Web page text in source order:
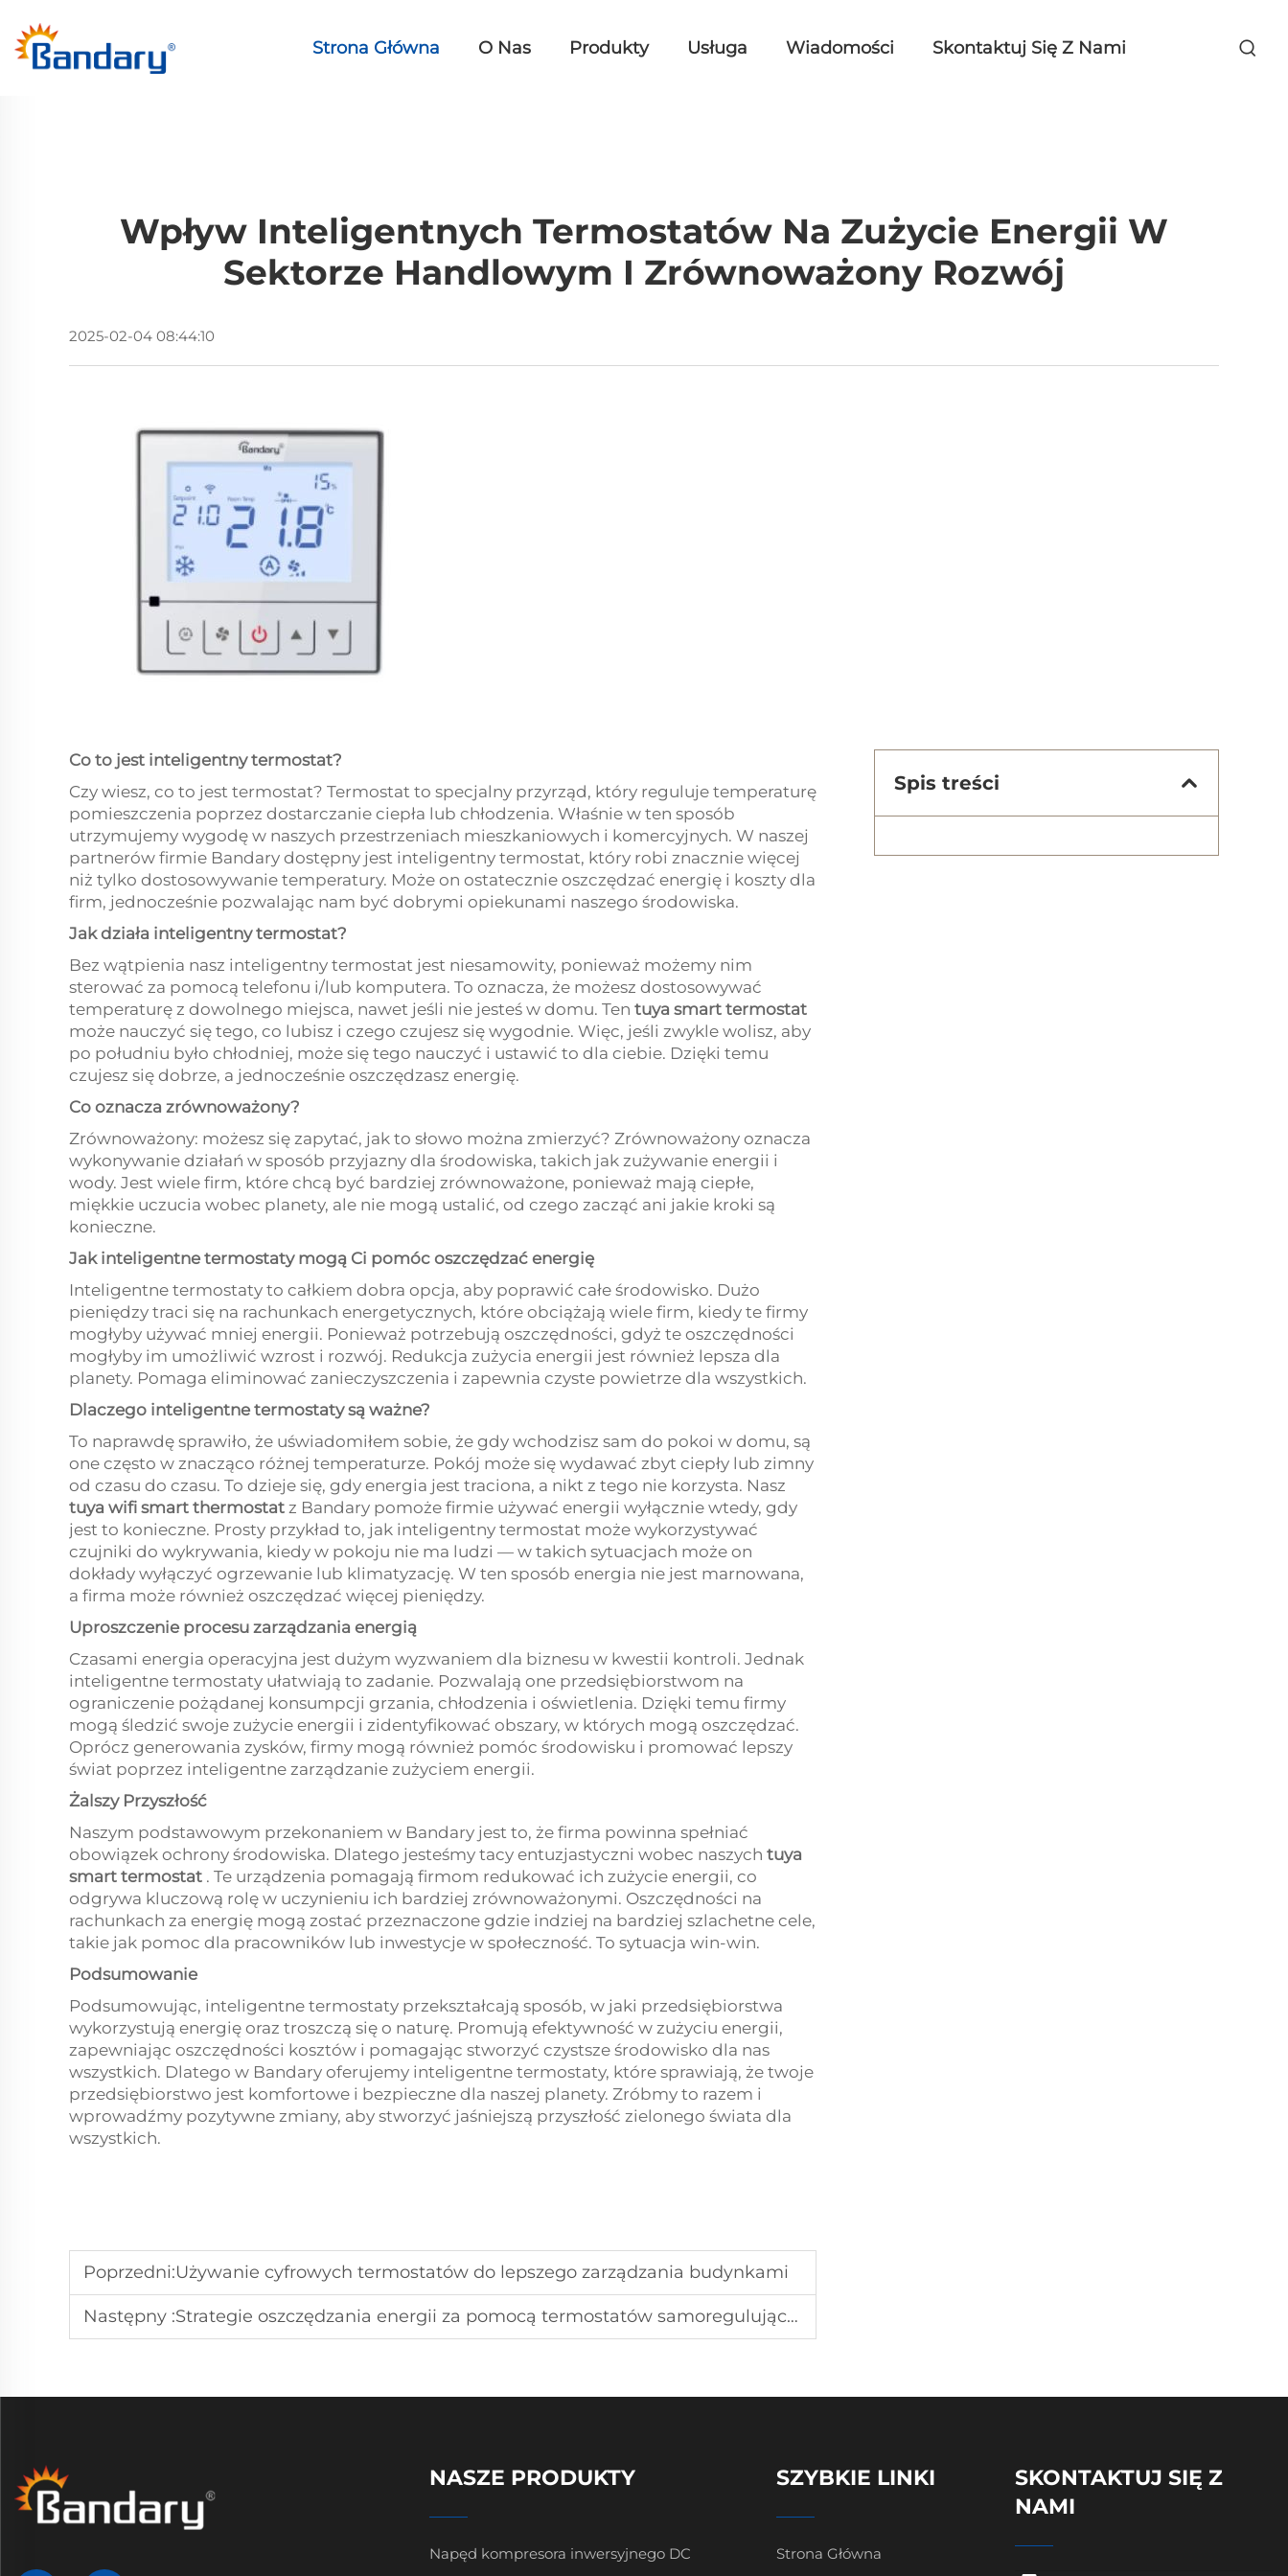
Strona Główna O Nas Produkty Usługa Wiadomości Skontaktuj Się Z Nami
Wpływ Inteligentnych Termostatów Na Zużycie Energii W
Sektorze Handlowym I Zrównoważony Rozwój
2025-02-04 08:44:10
Co to jest inteligentny termostat?
Czy wiesz, co to jest termostat? Termostat to specjalny przyrząd, który reguluje temperaturę
pomieszczenia poprzez dostarczanie ciepła lub chłodzenia. Właśnie w ten sposób
utrzymujemy wygodę w naszych przestrzeniach mieszkaniowych i komercyjnych. W naszej
partnerów firmie Bandary dostępny jest inteligentny termostat, który robi znacznie więcej
niż tylko dostosowywanie temperatury. Może on ostatecznie oszczędzać energię i koszty dla
firm, jednocześnie pozwalając nam być dobrymi opiekunami naszego środowiska.
Jak działa inteligentny termostat?
Bez wątpienia nasz inteligentny termostat jest niesamowity, ponieważ możemy nim
sterować za pomocą telefonu i/lub komputera. To oznacza, że możesz dostosowywać
temperaturę z dowolnego miejsca, nawet jeśli nie jesteś w domu. Ten tuya smart termostat
może nauczyć się tego, co lubisz i czego czujesz się wygodnie. Więc, jeśli zwykle wolisz, aby
po południu było chłodniej, może się tego nauczyć i ustawić to dla ciebie. Dzięki temu
czujesz się dobrze, a jednocześnie oszczędzasz energię.
Co oznacza zrównoważony?
Zrównoważony: możesz się zapytać, jak to słowo można zmierzyć? Zrównoważony oznacza
wykonywanie działań w sposób przyjazny dla środowiska, takich jak zużywanie energii i
wody. Jest wiele firm, które chcą być bardziej zrównoważone, ponieważ mają ciepłe,
miękkie uczucia wobec planety, ale nie mogą ustalić, od czego zacząć ani jakie kroki są
konieczne.
Jak inteligentne termostaty mogą Ci pomóc oszczędzać energię
Inteligentne termostaty to całkiem dobra opcja, aby poprawić całe środowisko. Dużo
pieniędzy traci się na rachunkach energetycznych, które obciążają wiele firm, kiedy te firmy
mogłyby używać mniej energii. Ponieważ potrzebują oszczędności, gdyż te oszczędności
mogłyby im umożliwić wzrost i rozwój. Redukcja zużycia energii jest również lepsza dla
planety. Pomaga eliminować zanieczyszczenia i zapewnia czyste powietrze dla wszystkich.
Dlaczego inteligentne termostaty są ważne?
To naprawdę sprawiło, że uświadomiłem sobie, że gdy wchodzisz sam do pokoi w domu, są
one często w znacząco różnej temperaturze. Pokój może się wydawać zbyt ciepły lub zimny
od czasu do czasu. To dzieje się, gdy energia jest traciona, a nikt z tego nie korzysta. Nasz
tuya wifi smart thermostat z Bandary pomoże firmie używać energii wyłącznie wtedy, gdy
jest to konieczne. Prosty przykład to, jak inteligentny termostat może wykorzystywać
czujniki do wykrywania, kiedy w pokoju nie ma ludzi — w takich sytuacjach może on
dokłady wyłączyć ogrzewanie lub klimatyzację. W ten sposób energia nie jest marnowana,
a firma może również oszczędzać więcej pieniędzy.
Uproszczenie procesu zarządzania energią
Czasami energia operacyjna jest dużym wyzwaniem dla biznesu w kwestii kontroli. Jednak
inteligentne termostaty ułatwiają to zadanie. Pozwalają one przedsiębiorstwom na
ograniczenie pożądanej konsumpcji grzania, chłodzenia i oświetlenia. Dzięki temu firmy
mogą śledzić swoje zużycie energii i zidentyfikować obszary, w których mogą oszczędzać.
Oprócz generowania zysków, firmy mogą również pomóc środowisku i promować lepszy
świat poprzez inteligentne zarządzanie zużyciem energii.
Żalszy Przyszłość
Naszym podstawowym przekonaniem w Bandary jest to, że firma powinna spełniać
obowiązek ochrony środowiska. Dlatego jesteśmy tacy entuzjastyczni wobec naszych tuya
smart termostat . Te urządzenia pomagają firmom redukować ich zużycie energii, co
odgrywa kluczową rolę w uczynieniu ich bardziej zrównoważonymi. Oszczędności na
rachunkach za energię mogą zostać przeznaczone gdzie indziej na bardziej szlachetne cele,
takie jak pomoc dla pracowników lub inwestycje w społeczność. To sytuacja win-win.
Podsumowanie
Podsumowując, inteligentne termostaty przekształcają sposób, w jaki przedsiębiorstwa
wykorzystują energię oraz troszczą się o naturę. Promują efektywność w zużyciu energii,
zapewniając oszczędności kosztów i pomagając stworzyć czystsze środowisko dla nas
wszystkich. Dlatego w Bandary oferujemy inteligentne termostaty, które sprawiają, że twoje
przedsiębiorstwo jest komfortowe i bezpieczne dla naszej planety. Zróbmy to razem i
wprowadźmy pozytywne zmiany, aby stworzyć jaśniejszą przyszłość zielonego świata dla
wszystkich.
Poprzedni:Używanie cyfrowych termostatów do lepszego zarządzania budynkami
Następny :Strategie oszczędzania energii za pomocą termostatów samoregulujących
Spis treści
NASZE PRODUKTY
Napęd kompresora inwersyjnego DC
SZYBKIE LINKI
Strona Główna
SKONTAKTUJ SIĘ Z
NAMI